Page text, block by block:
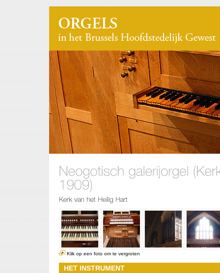
Klik op een foto om te vergroten
HET INSTRUMENT